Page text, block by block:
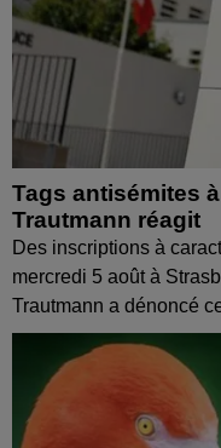
Tags antisémites
Trautmann réagit
Des inscriptions à
mercredi 5 août à
Trautmann a dénoncé